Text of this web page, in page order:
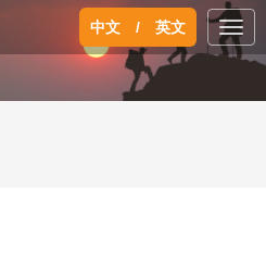
中文 / 英文
切